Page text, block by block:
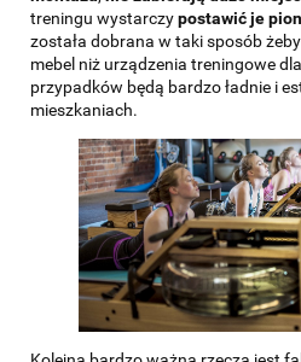
treningu wystarczypostawić je
została dobrana w taki sposób
mebel niż urządzenia treningowe
przypadków będą bardzo ładnie i
mieszkaniach.